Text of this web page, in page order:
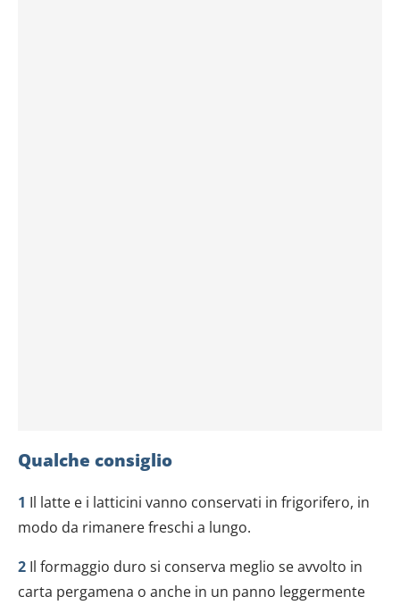
Qualche consiglio
1 Il latte e i latticini vanno conservati in frigorifero, in
modo da rimanere freschi a lungo.
2 Il formaggio duro si conserva meglio se avvolto in
carta pergamena o anche in un panno leggermente